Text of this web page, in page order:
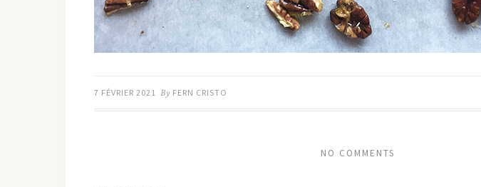
7 FÉVRIER 2021 By FERN CRISTO
NO COMMENTS